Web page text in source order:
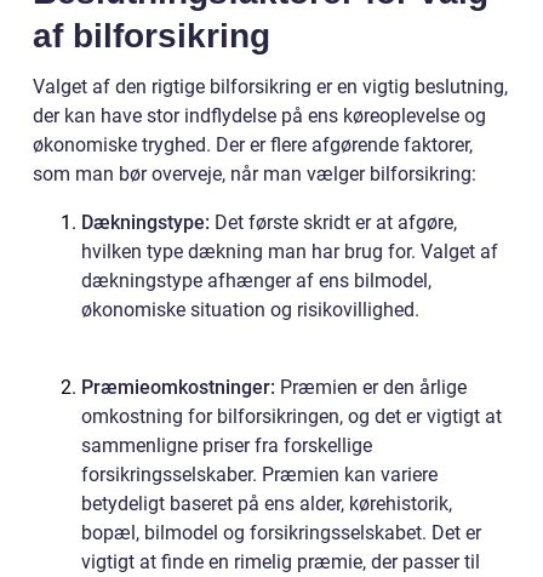
af bilforsikring
Valget af den rigtige bilforsikring er en vigtig beslutning,
der kan have stor indflydelse på ens køreoplevelse og
økonomiske tryghed. Der er flere afgørende faktorer,
som man bør overveje, når man vælger bilforsikring:
Dækningstype: Det første skridt er at afgøre,
hvilken type dækning man har brug for. Valget af
dækningstype afhænger af ens bilmodel,
økonomiske situation og risikovillighed.
Præmieomkostninger: Præmien er den årlige
omkostning for bilforsikringen, og det er vigtigt at
sammenligne priser fra forskellige
forsikringsselskaber. Præmien kan variere
betydeligt baseret på ens alder, kørehistorik,
bopæl, bilmodel og forsikringsselskabet. Det er
vigtigt at finde en rimelig præmie, der passer til